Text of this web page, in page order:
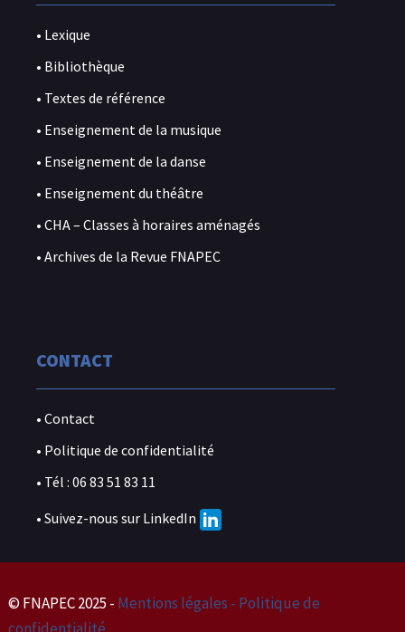
• Lexique
• Bibliothèque
• Textes de référence
• Enseignement de la musique
• Enseignement de la danse
• Enseignement du théâtre
• CHA – Classes à horaires aménagés
• Archives de la Revue FNAPEC
CONTACT
• Contact
• Politique de confidentialité
• Tél : 06 83 51 83 11
• Suivez-nous sur LinkedIn
© FNAPEC 2025 - Mentions légales - Politique de
confidentialité